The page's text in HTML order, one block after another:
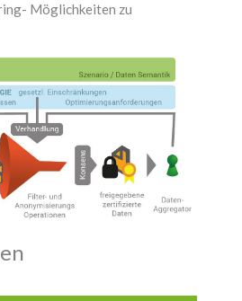
Möglichkeiten zu